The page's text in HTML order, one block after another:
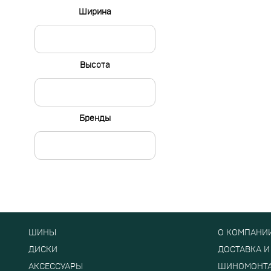
Ширина
Высота
Бренды
ШИНЫ
ДИСКИ
АКСЕССУАРЫ
О
ДОСТАВКА